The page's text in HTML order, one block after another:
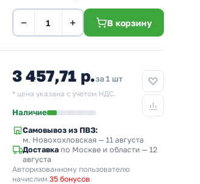
− + В корзину
3 457,71 р.за 1 шт
* цена указана с учетом НДС.
Наличие
Самовывоз из ПВЗ:
м. Новохохловская — 11 августа
Доставка по Москве и области — 12
августа
Авторизованному пользователю
начислим 35 бонусов